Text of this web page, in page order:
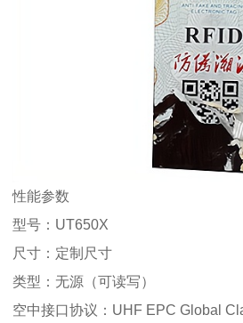
性能参数
型号：UT650X
尺寸：定制尺寸
类型：无源（可读写）
空中接口协议：UHF EPC Global